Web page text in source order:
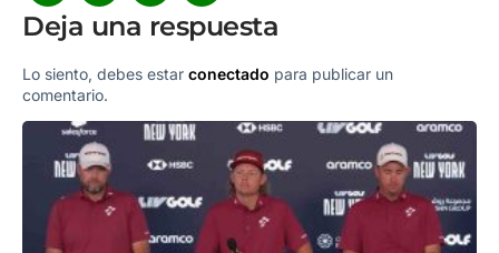
Deja una respuesta
Lo siento, debes estar conectado para publicar un
comentario.